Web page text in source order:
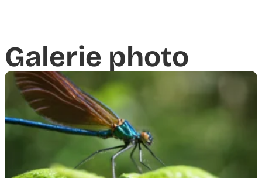
Galerie photo